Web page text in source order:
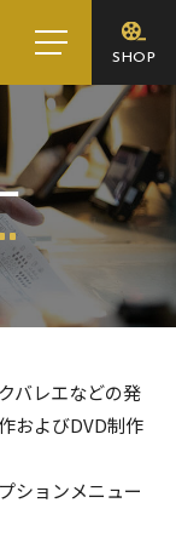
toggle
navigation
SHOP
バレエなどの発
およびDVD制作
ションメニュー